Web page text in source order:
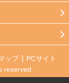
ップ
PCサイト
reserved.